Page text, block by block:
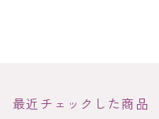
最近チェックした商品